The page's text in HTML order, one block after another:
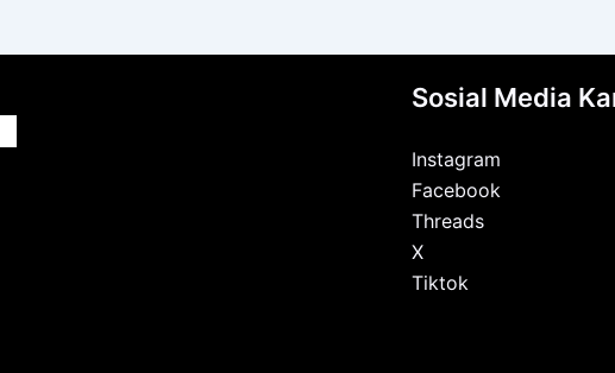
Sosial Media
Instagram
Facebook
Threads
X
Tiktok